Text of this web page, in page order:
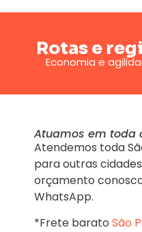
Rotas e
Economia e
Atuamos em toda
Atendemos toda
para outras
orçamento
WhatsApp.
*Frete barato São